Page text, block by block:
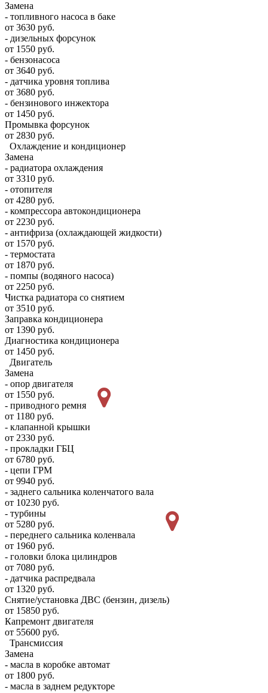
Замена
- топливного насоса в баке
от 3630 руб.
- дизельных форсунок
от 1550 руб.
- бензонасоса
от 3640 руб.
- датчика уровня топлива
от 3680 руб.
- бензинового инжектора
от 1450 руб.
Промывка форсунок
от 2830 руб.
Охлаждение и кондиционер
Замена
- радиатора охлаждения
от 3310 руб.
- отопителя
от 4280 руб.
- компрессора автокондиционера
от 2230 руб.
- антифриза (охлаждающей жидкости)
от 1570 руб.
- термостата
от 1870 руб.
- помпы (водяного насоса)
от 2250 руб.
Чистка радиатора со снятием
от 3510 руб.
Заправка кондиционера
от 1390 руб.
Диагностика кондиционера
от 1450 руб.
Двигатель
Замена
- опор двигателя
от 1550 руб.
- приводного ремня
от 1180 руб.
- клапанной крышки
от 2330 руб.
- прокладки ГБЦ
от 6780 руб.
- цепи ГРМ
от 9940 руб.
- заднего сальника коленчатого вала
от 10230 руб.
- турбины
от 5280 руб.
- переднего сальника коленвала
от 1960 руб.
- головки блока цилиндров
от 7080 руб.
- датчика распредвала
от 1320 руб.
Снятие/установка ДВС (бензин, дизель)
от 15850 руб.
Капремонт двигателя
от 55600 руб.
Трансмиссия
Замена
- масла в коробке автомат
от 1800 руб.
- масла в заднем редукторе